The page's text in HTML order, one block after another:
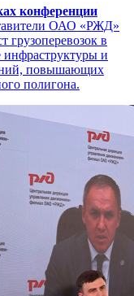
конференции
ОАО «РЖД»
грузоперевозок в
инфраструктуры и
повышающих
полигона.